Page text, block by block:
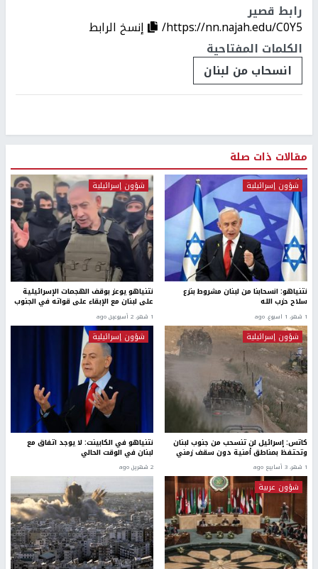
رابط قصير
https://nn.najah.edu/C0Y5/
إنسخ الرابط
الكلمات المفتاحية
انسحاب من لبنان
مقالات ذات صلة
شؤون إسرائيلية
نتنياهو: انسحابنا من لبنان مشروط بنزع
سلاح حزب الله
1 شهر، 1 اسبوع. ago
شؤون إسرائيلية
نتنياهو يوعز بوقف الهجمات الإسرائيلية
على لبنان مع الإبقاء على قواته في الجنوب
1 شهر، 2 أسبوعين ago
شؤون إسرائيلية
كاتس: إسرائيل لن تنسحب من جنوب لبنان
وتحتفظ بمناطق أمنية دون سقف زمني
1 شهر، 3 أسابيع ago
شؤون إسرائيلية
نتنياهو في الكابينت: لا يوجد اتفاق مع
لبنان في الوقت الحالي
2 شهرين ago
شؤون عربية